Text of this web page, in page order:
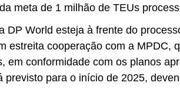
meta de 1 milhão de TEUs
DP World esteja à frente do
estreita cooperação com a MPDC,
em conformidade com os planos
previsto para o início de 2025,